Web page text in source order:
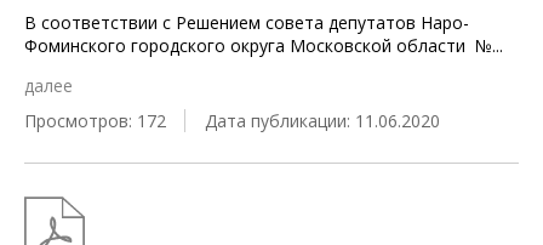
В соответствии с Решением совета депутатов Наро-
Фоминского городского округа Московской области №...
далее
Просмотров: 172
Дата публикации: 11.06.2020